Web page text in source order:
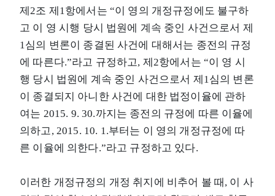
제2조 제1항에서는 “이 영의 개정규정에도 불구하
고 이 영 시행 당시 법원에 계속 중인 사건으로서 제
1심의 변론이 종결된 사건에 대해서는 종전의 규정
에 따른다.”라고 규정하고, 제2항에서는 “이 영 시
행 당시 법원에 계속 중인 사건으로서 제1심의 변론
이 종결되지 아니한 사건에 대한 법정이율에 관하
여는 2015. 9. 30.까지는 종전의 규정에 따른 이율에
의하고, 2015. 10. 1.부터는 이 영의 개정규정에 따
른 이율에 의한다.”라고 규정하고 있다.
이러한 개정규정의 개정 취지에 비추어 볼 때, 이 사